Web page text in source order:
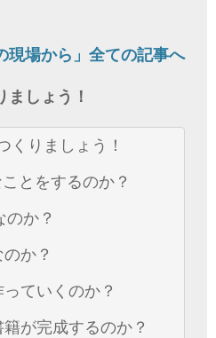
現場から」全ての記事へ
ましょう！
くりましょう！
とをするのか？
のか？
か？
ていくのか？
が完成するのか？